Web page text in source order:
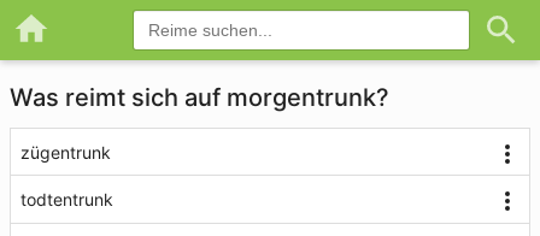
Was reimt sich auf morgentrunk?
zügentrunk
todtentrunk